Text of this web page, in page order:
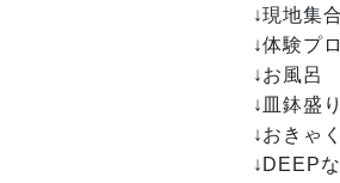
↓現地集合〜
↓体験プログラ
↓お風呂
↓皿鉢盛り付
↓おきゃく（飲み
↓DEEPな二